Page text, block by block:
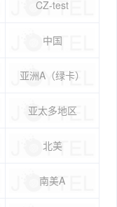
CZ-test
中国
亚洲A（绿卡）
亚太多地区
北美
南美A